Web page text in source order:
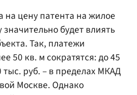
на цену патента на жилое
будет влиять
Так, платежи
50 кв. м сократятся: до 45
руб. – в пределах МКАД
Москве. Однако